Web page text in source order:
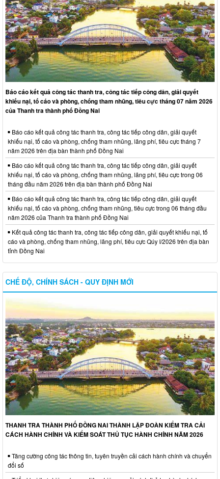
Báo cáo kết quả công tác thanh tra, công tác tiếp công dân, giải quyết
khiếu nại, tố cáo và phòng, chống tham nhũng, tiêu cực tháng 07 năm 2026
của Thanh tra thành phố Đồng Nai
Báo cáo kết quả công tác thanh tra, công tác tiếp công dân, giải quyết
khiếu nại, tố cáo và phòng, chống tham nhũng, lãng phí, tiêu cực tháng 7
năm 2026 trên địa bàn thành phố Đồng Nai
Báo cáo kết quả công tác thanh tra, công tác tiếp công dân, giải quyết
khiếu nại, tố cáo và phòng, chống tham nhũng, lãng phí, tiêu cực trong 06
tháng đầu năm 2026 trên địa bàn thành phố Đồng Nai
Báo cáo kết quả công tác thanh tra, công tác tiếp công dân, giải quyết
khiếu nại, tố cáo và phòng, chống tham nhũng, tiêu cực trong 06 tháng đầu
năm 2026 của Thanh tra thành phố Đồng Nai
Kết quả công tác thanh tra, công tác tiếp công dân, giải quyết khiếu nại, tố
cáo và phòng, chống tham nhũng, lãng phí, tiêu cực Qúy I/2026 trên địa bàn
tỉnh Đồng Nai
CHẾ ĐỘ, CHÍNH SÁCH - QUY ĐỊNH MỚI
THANH TRA THÀNH PHỐ ĐỒNG NAI THÀNH LẬP ĐOÀN KIỂM TRA CẢI
CÁCH HÀNH CHÍNH VÀ KIỂM SOÁT THỦ TỤC HÀNH CHÍNH NĂM 2026
Tăng cường công tác thông tin, tuyên truyền cải cách hành chính và chuyển
đổi số